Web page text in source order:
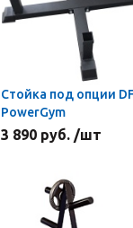
Стойка под опции
PowerGym
3 890 руб. /шт